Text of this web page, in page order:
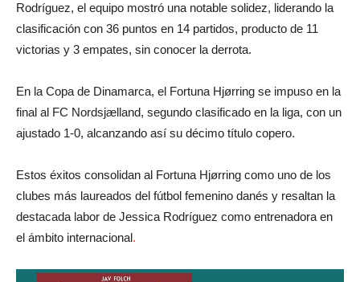
Rodríguez, el equipo mostró una notable solidez, liderando la
clasificación con 36 puntos en 14 partidos, producto de 11
victorias y 3 empates, sin conocer la derrota.
En la Copa de Dinamarca, el Fortuna Hjørring se impuso en la
final al FC Nordsjælland, segundo clasificado en la liga, con un
ajustado 1-0, alcanzando así su décimo título copero.
Estos éxitos consolidan al Fortuna Hjørring como uno de los
clubes más laureados del fútbol femenino danés y resaltan la
destacada labor de Jessica Rodríguez como entrenadora en
el ámbito internacional.